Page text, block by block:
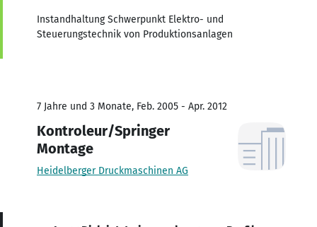
Instandhaltung Schwerpunkt Elektro- und
Steuerungstechnik von Produktionsanlagen
7 Jahre und 3 Monate, Feb. 2005 - Apr. 2012
Kontroleur/Springer
Montage
Heidelberger Druckmaschinen AG